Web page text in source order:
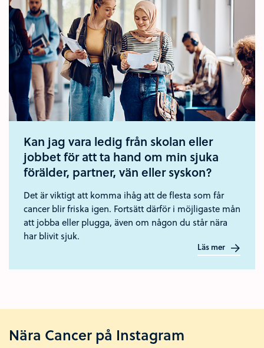
Kan jag vara ledig från skolan eller
jobbet för att ta hand om min sjuka
förälder, partner, vän eller syskon?
Det är viktigt att komma ihåg att de flesta som får
cancer blir friska igen. Fortsätt därför i möjligaste mån
att jobba eller plugga, även om någon du står nära
har blivit sjuk.
Läs mer
Nära Cancer på Instagram